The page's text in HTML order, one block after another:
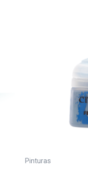
Pinturas